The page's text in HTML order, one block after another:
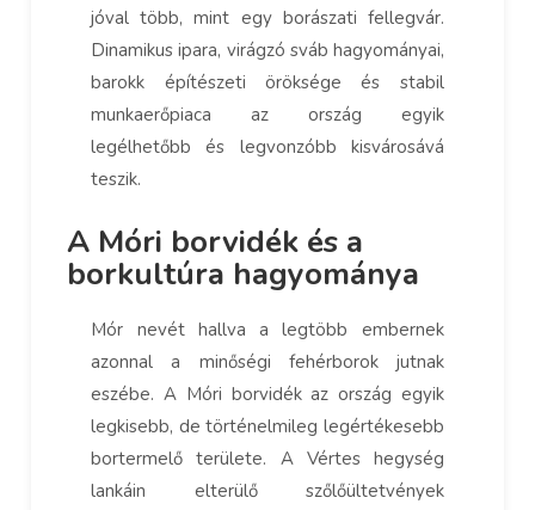
jóval több, mint egy borászati fellegvár.
Dinamikus ipara, virágzó sváb hagyományai,
barokk építészeti öröksége és stabil
munkaerőpiaca az ország egyik
legélhetőbb és legvonzóbb kisvárosává
teszik.
A Móri borvidék és a
borkultúra hagyománya
Mór nevét hallva a legtöbb embernek
azonnal a minőségi fehérborok jutnak
eszébe. A Móri borvidék az ország egyik
legkisebb, de történelmileg legértékesebb
bortermelő területe. A Vértes hegység
lankáin elterülő szőlőültetvények